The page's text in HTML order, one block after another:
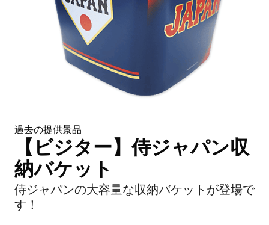
過去の提供景品
【ビジター】侍ジャパン収
納バケット
侍ジャパンの大容量な収納バケットが登場で
す！